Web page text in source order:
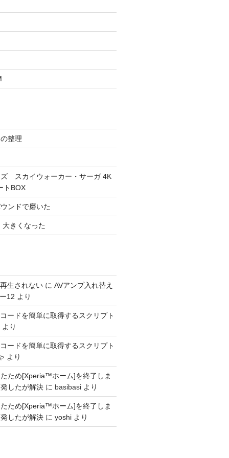
整理
ズ スカイウォーカー・サーガ 4K
トBOX
ンドで磨いた
大きくなった
生されないに AVアンプ入れ替え
12 より
ードを簡単に取得するスクリプト
より
ードを簡単に取得するスクリプト
より
たため[Xperia™ホーム]を終了しま
したが解決に basibasiより
たため[Xperia™ホーム]を終了しま
したが解決に yoshiより